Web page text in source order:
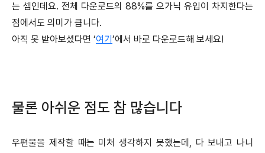
는 셈인데요. 전체 다운로드의 88%를 오가닉 유입이 차지한다는
점에서도 의미가 큽니다.
아직 못 받아보셨다면 ‘여기 ’에서 바로 다운로드해 보세요!
물론 아쉬운 점도 참 많습니다
우편물을 제작할 때는 미처 생각하지 못했는데, 다 보내고 나니